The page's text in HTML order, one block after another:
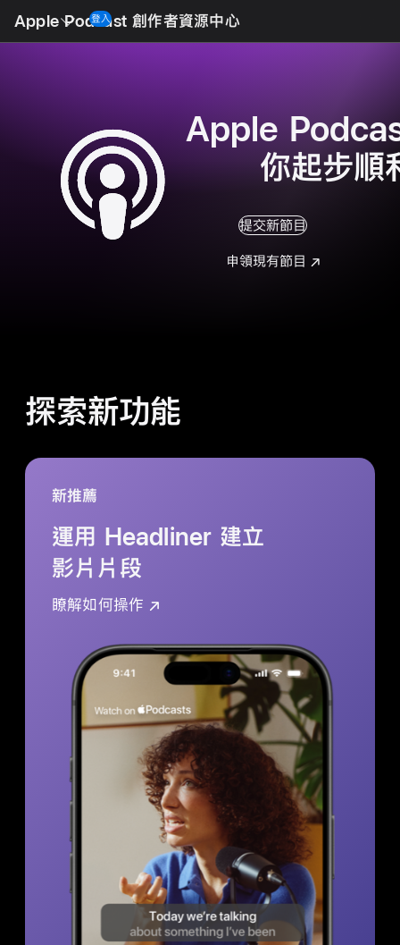
Apple Podcast 創作者資源中心
Menu
登入
Apple
你起步順
提交新節目
申領現有節目
探索新功能
新推薦
運用 Headliner 建立
影片片段
瞭解如何操作